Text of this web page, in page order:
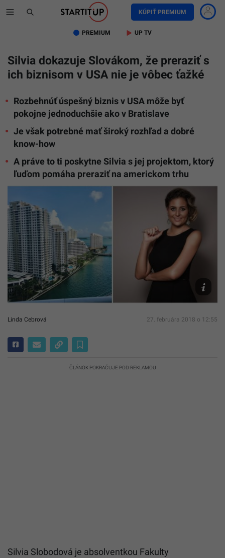
KÚPIŤ PREMIUM
PREMIUM UP TV
Silvia dokazuje Slovákom, že preraziť s
ich biznisom v USA nie je vôbec ťažké
Rozbehnúť úspešný biznis v USA môže byť
pokojne jednoduchšie ako v Bratislave
Je však potrebné mať široký rozhľad a dobré
know-how
A práve to ti poskytne Silvia s jej projektom, ktorý
ľuďom pomáha preraziť na americkom trhu
Linda Cebrová 27. februára 2018 o 12:55
ČLÁNOK POKRAČUJE POD REKLAMOU
Silvia Slobodová je absolventkou Fakulty